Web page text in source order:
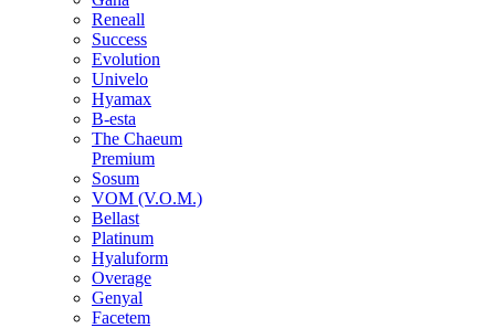
Reneall
Success
Evolution
Univelo
Hyamax
B-esta
The Chaeum
Premium
Sosum
VOM (V.O.M.)
Bellast
Platinum
Hyaluform
Overage
Genyal
Facetem